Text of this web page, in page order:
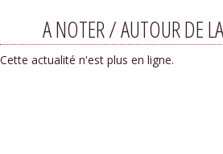
A NOTER / AUTOUR DE
Cette actualité n'est plus en ligne.